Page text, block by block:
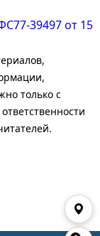
39497 от 15
только с